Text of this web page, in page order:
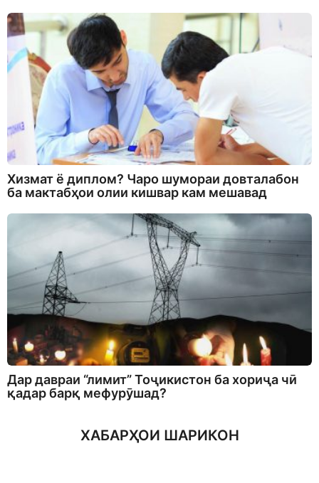
Хизмат ё диплом? Чаро шумораи довталабон
ба мактабҳои олии кишвар кам мешавад
Дар давраи “лимит” Тоҷикистон ба хориҷа чӣ
қадар барқ мефурӯшад?
ХАБАРҲОИ ШАРИКОН